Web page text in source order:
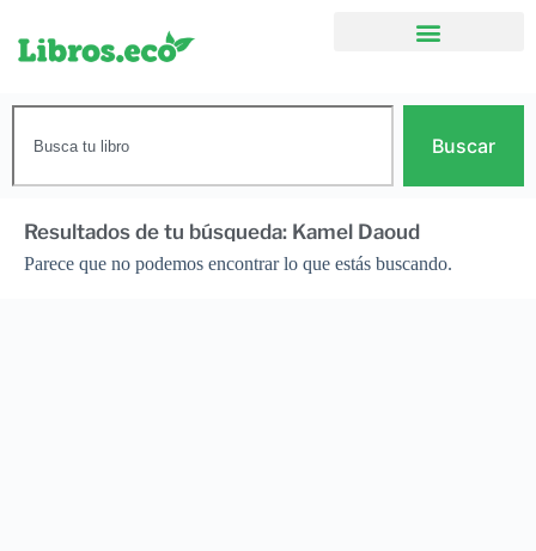
Buscar
Resultados de tu búsqueda: Kamel Daoud
Parece que no podemos encontrar lo que estás buscando.